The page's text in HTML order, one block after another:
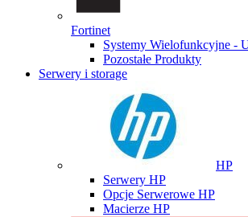
Fortinet
Systemy Wielofunkcyjne -
Pozostałe Produkty
Serwery i storage
HP
Serwery HP
Opcje Serwerowe HP
Macierze HP